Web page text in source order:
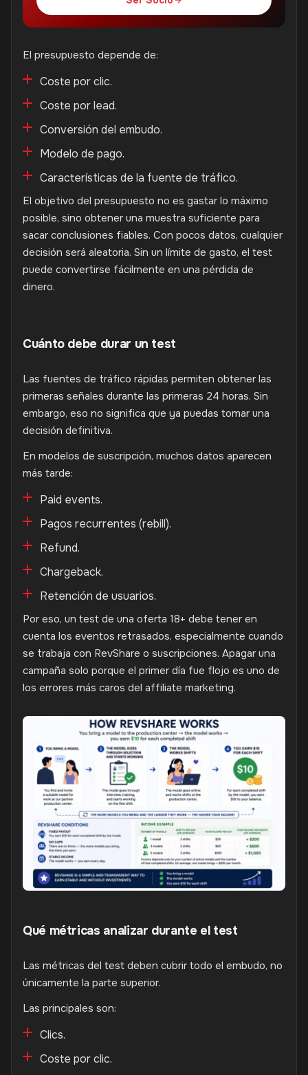
El presupuesto depende de:
Coste por clic.
Coste por lead.
Conversión del embudo.
Modelo de pago.
Características de la fuente de tráfico.
El objetivo del presupuesto no es gastar lo máximo
posible, sino obtener una muestra suficiente para
sacar conclusiones fiables. Con pocos datos, cualquier
decisión será aleatoria. Sin un límite de gasto, el test
puede convertirse fácilmente en una pérdida de
dinero.
Cuánto debe durar un test
Las fuentes de tráfico rápidas permiten obtener las
primeras señales durante las primeras 24 horas. Sin
embargo, eso no significa que ya puedas tomar una
decisión definitiva.
En modelos de suscripción, muchos datos aparecen
más tarde:
Paid events.
Pagos recurrentes (rebill).
Refund.
Chargeback.
Retención de usuarios.
Por eso, un test de una oferta 18+ debe tener en
cuenta los eventos retrasados, especialmente cuando
se trabaja con RevShare o suscripciones. Apagar una
campaña solo porque el primer día fue flojo es uno de
los errores más caros del affiliate marketing.
Qué métricas analizar durante el test
Las métricas del test deben cubrir todo el embudo, no
únicamente la parte superior.
Las principales son:
Clics.
Coste por clic.